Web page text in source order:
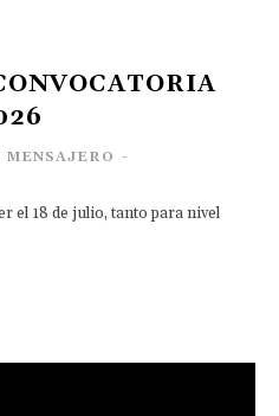
-
el 18 de julio, tanto para nivel